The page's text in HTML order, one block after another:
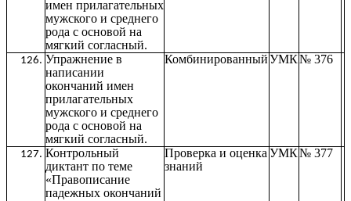
имен прилагательных
мужского и среднего
рода с основой на
мягкий согласный.
Упражнение в
написании
окончаний имен
прилагательных
мужского и среднего
рода с основой на
мягкий согласный.
КомбинированныйУМК№ 376
Контрольный
диктант по теме
«Правописание
падежных окончаний
Проверка и оценка
знаний
УМК№ 377